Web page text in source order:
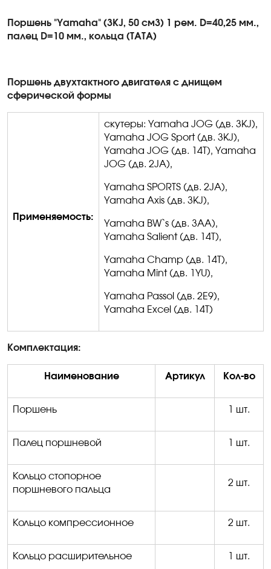
Поршень "Yamaha" (3KJ, 50 см3) 1 рем. D=40,25 мм.,
палец D=10 мм., кольца (ТАТА)
Поршень двухтактного двигателя с днищем
сферической формы
Применяемость:
скутеры: Yamaha JOG (дв. 3KJ),
Yamaha JOG Sport (дв. 3KJ),
Yamaha JOG (дв. 14T), Yamaha
JOG (дв. 2JA),
Yamaha SPORTS (дв. 2JA),
Yamaha Axis (дв. 3KJ),
Yamaha BW`s (дв. 3AA),
Yamaha Salient (дв. 14T),
Yamaha Champ (дв. 14T),
Yamaha Mint (дв. 1YU),
Yamaha Passol (дв. 2E9),
Yamaha Excel (дв. 14T)
Комплектация:
Наименование Артикул Кол-во
Поршень 1 шт.
Палец поршневой 1 шт.
Кольцо стопорное
поршневого пальца
2 шт.
Кольцо компрессионное 2 шт.
Кольцо расширительное 1 шт.